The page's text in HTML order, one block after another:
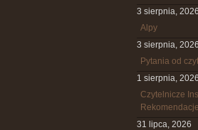
3 sierpnia, 2026
Alpy
3 sierpnia, 2026
Pytania od
1 sierpnia, 2026
Czytelnicze
Rekomendacje
31 lipca, 2026